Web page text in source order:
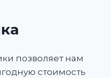
позволяет нам
стоимость